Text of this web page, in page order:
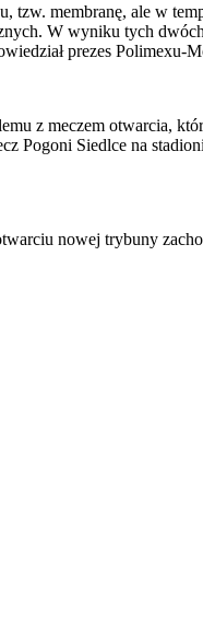
membranę, ale w
W wyniku tych
prezes Polimexu-
z meczem otwarcia,
Pogoni Siedlce na
nowej trybuny